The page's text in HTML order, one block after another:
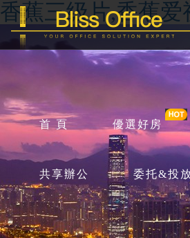
香蕉三级片,香蕉
首 頁 優選好房
共享辦公 委托&投